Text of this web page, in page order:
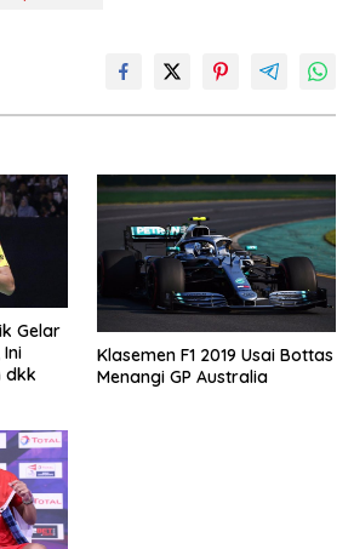
Gelar
dkk
Klasemen F1 2019 Usai Bottas
Menangi GP Australia